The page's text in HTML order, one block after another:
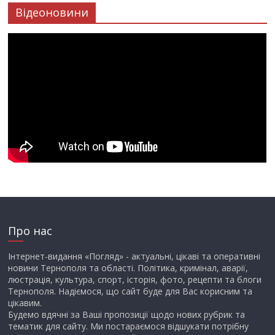
Відеоновини
Про нас
Інтернет-видання «Погляд» - актуальні, цікаві та оперативні
новини Тернополя та області. Політика, кримінал, аварії,
люстрація, культура, спорт, історія, фото, рецепти та блоги
Тернополя. Надіємося, що сайт буде для Вас корисним та
цікавим.
Будемо вдячні за Ваші пропозиції щодо нових рубрик та
тематик для сайту. Ми постараємося відшукати потрібну